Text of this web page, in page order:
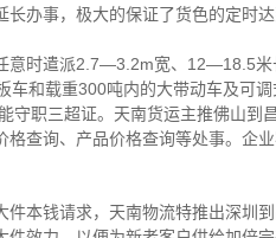
办事，极大的保证了货色的定时
意时遣派2.7—3.2m宽、12—18.5
和载重300吨内的大带动车及可
职三超证。天南货运主推佛山到
查询、产品价格查询等处事。企
本钱请求，天南物流特推出深圳